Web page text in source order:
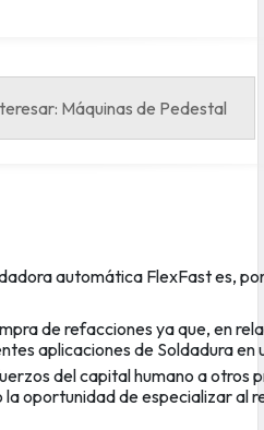
Máquinas de Pedestal
automática FlexFast es,
de refacciones ya que, en
aplicaciones de Soldadura en
del capital humano a otros
oportunidad de especializar al